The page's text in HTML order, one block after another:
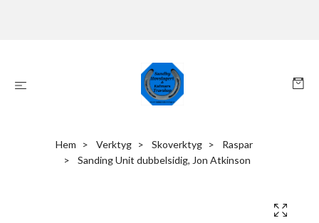
Hem Verktyg Skoverktyg
Raspar
Sanding Unit dubbelsidig, Jon Atkinson